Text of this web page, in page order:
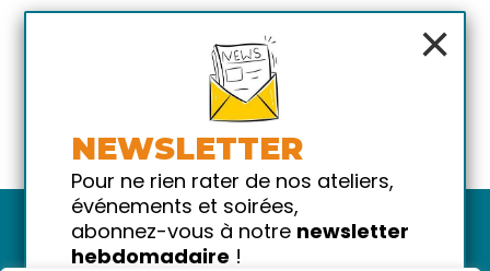
×
NEWSLETTER
Pour ne rien rater de nos ateliers,
événements et soirées,
abonnez-vous à notre newsletter
hebdomadaire !